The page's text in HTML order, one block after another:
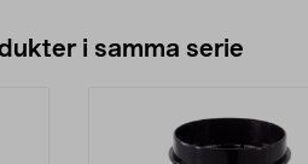
i samma serie